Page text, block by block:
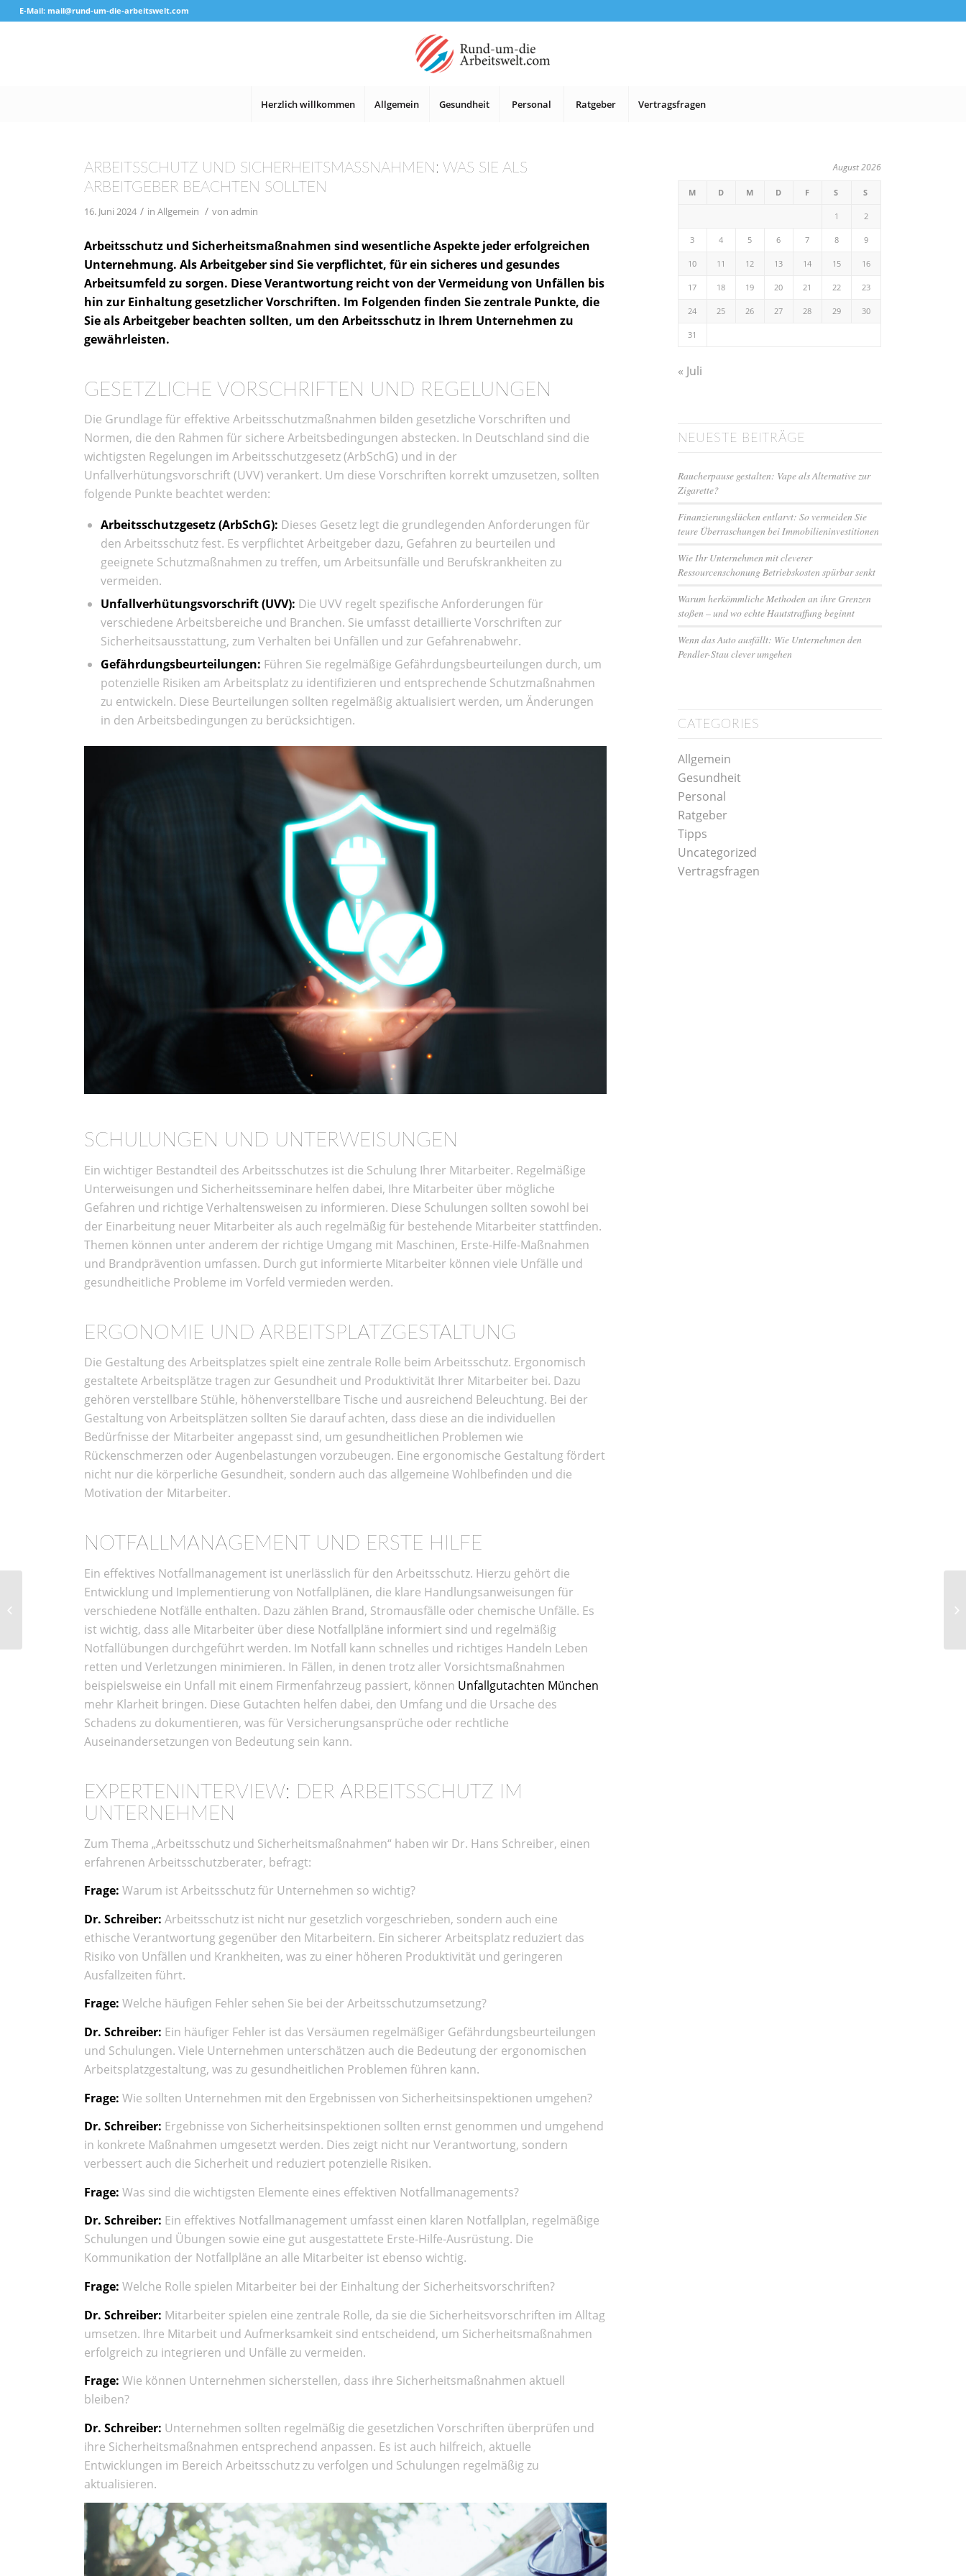
E-Mail: mail@rund-um-die-arbeitswelt.com
Herzlich willkommen Allgemein Gesundheit Personal Ratgeber Vertragsfragen
ARBEITSSCHUTZ UND SICHERHEITSMASSNAHMEN: WAS SIE ALS A
RBEITGEBER BEACHTEN SOLLTEN
16. Juni 2024 / inAllgemein / vonadmin
Arbeitsschutz und Sicherheitsmaßnahmen sind wesentliche Aspekte jeder erfolgreichen
Unternehmung. Als Arbeitgeber sind Sie verpflichtet, für ein sicheres und gesundes
Arbeitsumfeld zu sorgen. Diese Verantwortung reicht von der Vermeidung von Unfällen bis
hin zur Einhaltung gesetzlicher Vorschriften. Im Folgenden finden Sie zentrale Punkte, die
Sie als Arbeitgeber beachten sollten, um den Arbeitsschutz in Ihrem Unternehmen zu
gewährleisten.
GESETZLICHE VORSCHRIFTEN UND REGELUNGEN
Die Grundlage für effektive Arbeitsschutzmaßnahmen bilden gesetzliche Vorschriften und
Normen, die den Rahmen für sichere Arbeitsbedingungen abstecken. In Deutschland sind die
wichtigsten Regelungen im Arbeitsschutzgesetz (ArbSchG) und in der
Unfallverhütungsvorschrift (UVV) verankert. Um diese Vorschriften korrekt umzusetzen, sollten
folgende Punkte beachtet werden:
Arbeitsschutzgesetz (ArbSchG): Dieses Gesetz legt die grundlegenden Anforderungen für
den Arbeitsschutz fest. Es verpflichtet Arbeitgeber dazu, Gefahren zu beurteilen und
geeignete Schutzmaßnahmen zu treffen, um Arbeitsunfälle und Berufskrankheiten zu
vermeiden.
Unfallverhütungsvorschrift (UVV): Die UVV regelt spezifische Anforderungen für
verschiedene Arbeitsbereiche und Branchen. Sie umfasst detaillierte Vorschriften zur
Sicherheitsausstattung, zum Verhalten bei Unfällen und zur Gefahrenabwehr.
Gefährdungsbeurteilungen: Führen Sie regelmäßige Gefährdungsbeurteilungen durch, um
potenzielle Risiken am Arbeitsplatz zu identifizieren und entsprechende Schutzmaßnahmen
zu entwickeln. Diese Beurteilungen sollten regelmäßig aktualisiert werden, um Änderungen
in den Arbeitsbedingungen zu berücksichtigen.
SCHULUNGEN UND UNTERWEISUNGEN
Ein wichtiger Bestandteil des Arbeitsschutzes ist die Schulung Ihrer Mitarbeiter. Regelmäßige
Unterweisungen und Sicherheitsseminare helfen dabei, Ihre Mitarbeiter über mögliche
Gefahren und richtige Verhaltensweisen zu informieren. Diese Schulungen sollten sowohl bei
der Einarbeitung neuer Mitarbeiter als auch regelmäßig für bestehende Mitarbeiter stattfinden.
Themen können unter anderem der richtige Umgang mit Maschinen, Erste-Hilfe-Maßnahmen
und Brandprävention umfassen. Durch gut informierte Mitarbeiter können viele Unfälle und
gesundheitliche Probleme im Vorfeld vermieden werden.
ERGONOMIE UND ARBEITSPLATZGESTALTUNG
Die Gestaltung des Arbeitsplatzes spielt eine zentrale Rolle beim Arbeitsschutz. Ergonomisch
gestaltete Arbeitsplätze tragen zur Gesundheit und Produktivität Ihrer Mitarbeiter bei. Dazu
gehören verstellbare Stühle, höhenverstellbare Tische und ausreichend Beleuchtung. Bei der
Gestaltung von Arbeitsplätzen sollten Sie darauf achten, dass diese an die individuellen
Bedürfnisse der Mitarbeiter angepasst sind, um gesundheitlichen Problemen wie
Rückenschmerzen oder Augenbelastungen vorzubeugen. Eine ergonomische Gestaltung fördert
nicht nur die körperliche Gesundheit, sondern auch das allgemeine Wohlbefinden und die
Motivation der Mitarbeiter.
NOTFALLMANAGEMENT UND ERSTE HILFE
Ein effektives Notfallmanagement ist unerlässlich für den Arbeitsschutz. Hierzu gehört die
Entwicklung und Implementierung von Notfallplänen, die klare Handlungsanweisungen für
verschiedene Notfälle enthalten. Dazu zählen Brand, Stromausfälle oder chemische Unfälle. Es
ist wichtig, dass alle Mitarbeiter über diese Notfallpläne informiert sind und regelmäßig
Notfallübungen durchgeführt werden. Im Notfall kann schnelles und richtiges Handeln Leben
retten und Verletzungen minimieren. In Fällen, in denen trotz aller Vorsichtsmaßnahmen
beispielsweise ein Unfall mit einem Firmenfahrzeug passiert, können Unfallgutachten München
mehr Klarheit bringen. Diese Gutachten helfen dabei, den Umfang und die Ursache des
Schadens zu dokumentieren, was für Versicherungsansprüche oder rechtliche
Auseinandersetzungen von Bedeutung sein kann.
EXPERTENINTERVIEW: DER ARBEITSSCHUTZ IM
UNTERNEHMEN
Zum Thema „Arbeitsschutz und Sicherheitsmaßnahmen“ haben wir Dr. Hans Schreiber, einen
erfahrenen Arbeitsschutzberater, befragt:
Frage: Warum ist Arbeitsschutz für Unternehmen so wichtig?
Dr. Schreiber: Arbeitsschutz ist nicht nur gesetzlich vorgeschrieben, sondern auch eine
ethische Verantwortung gegenüber den Mitarbeitern. Ein sicherer Arbeitsplatz reduziert das
Risiko von Unfällen und Krankheiten, was zu einer höheren Produktivität und geringeren
Ausfallzeiten führt.
Frage: Welche häufigen Fehler sehen Sie bei der Arbeitsschutzumsetzung?
Dr. Schreiber: Ein häufiger Fehler ist das Versäumen regelmäßiger Gefährdungsbeurteilungen
und Schulungen. Viele Unternehmen unterschätzen auch die Bedeutung der ergonomischen
Arbeitsplatzgestaltung, was zu gesundheitlichen Problemen führen kann.
Frage: Wie sollten Unternehmen mit den Ergebnissen von Sicherheitsinspektionen umgehen?
Dr. Schreiber: Ergebnisse von Sicherheitsinspektionen sollten ernst genommen und umgehend
in konkrete Maßnahmen umgesetzt werden. Dies zeigt nicht nur Verantwortung, sondern
verbessert auch die Sicherheit und reduziert potenzielle Risiken.
Frage: Was sind die wichtigsten Elemente eines effektiven Notfallmanagements?
Dr. Schreiber: Ein effektives Notfallmanagement umfasst einen klaren Notfallplan, regelmäßige
Schulungen und Übungen sowie eine gut ausgestattete Erste-Hilfe-Ausrüstung. Die
Kommunikation der Notfallpläne an alle Mitarbeiter ist ebenso wichtig.
Frage: Welche Rolle spielen Mitarbeiter bei der Einhaltung der Sicherheitsvorschriften?
Dr. Schreiber: Mitarbeiter spielen eine zentrale Rolle, da sie die Sicherheitsvorschriften im Alltag
umsetzen. Ihre Mitarbeit und Aufmerksamkeit sind entscheidend, um Sicherheitsmaßnahmen
erfolgreich zu integrieren und Unfälle zu vermeiden.
Frage: Wie können Unternehmen sicherstellen, dass ihre Sicherheitsmaßnahmen aktuell
bleiben?
Dr. Schreiber: Unternehmen sollten regelmäßig die gesetzlichen Vorschriften überprüfen und
ihre Sicherheitsmaßnahmen entsprechend anpassen. Es ist auch hilfreich, aktuelle
Entwicklungen im Bereich Arbeitsschutz zu verfolgen und Schulungen regelmäßig zu
aktualisieren.
August 2026
M D M D F S S
1 2
3 4 5 6 7 8 9
10 11 12 13 14 15 16
17 18 19 20 21 22 23
24 25 26 27 28 29 30
31
« Juli
NEUESTE BEITRÄGE
Raucherpause gestalten: Vape als Alternative zur
Zigarette?
Finanzierungslücken entlarvt: So vermeiden Sie
teure Überraschungen bei Immobilieninvestitionen
Wie Ihr Unternehmen mit cleverer
Ressourcenschonung Betriebskosten spürbar senkt
Warum herkömmliche Methoden an ihre Grenzen
stoßen – und wo echte Hautstraffung beginnt
Wenn das Auto ausfällt: Wie Unternehmen den
Pendler-Stau clever umgehen
CATEGORIES
Allgemein
Gesundheit
Personal
Ratgeber
Tipps
Uncategorized
Vertragsfragen
Sicherheitsmaßnahmen
für Unternehmen im
digitalen Zeitalter